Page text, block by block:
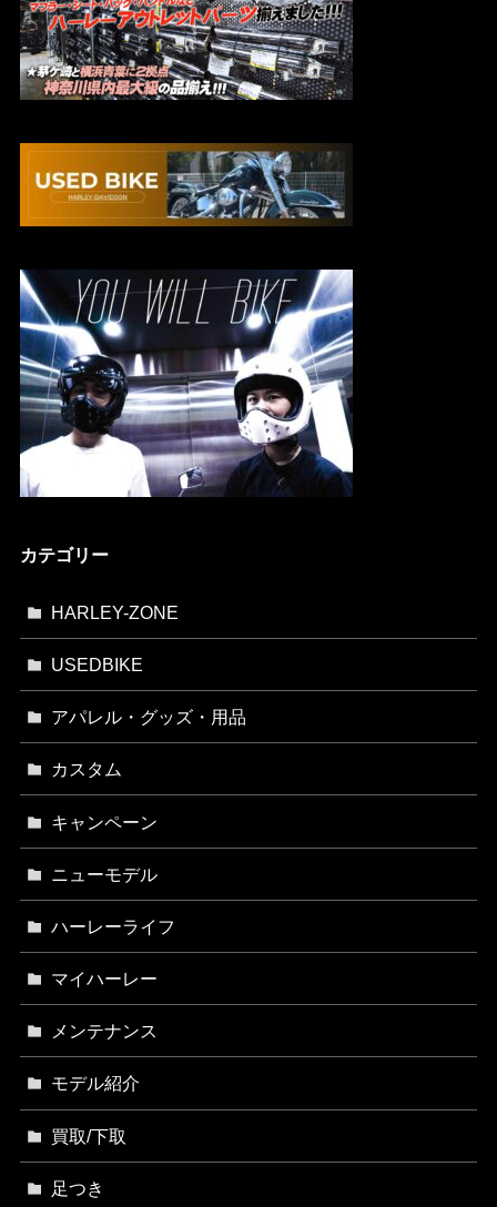
カテゴリー
HARLEY-ZONE
USEDBIKE
アパレル・グッズ・用品
カスタム
キャンペーン
ニューモデル
ハーレーライフ
マイハーレー
メンテナンス
モデル紹介
買取/下取
足つき